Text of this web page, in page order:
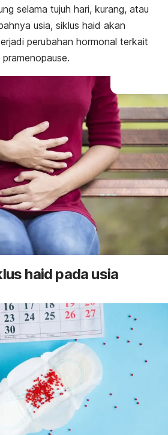
selama tujuh hari, kurang, atau
usia, siklus haid akan
perubahan hormonal terkait
haid pada usia